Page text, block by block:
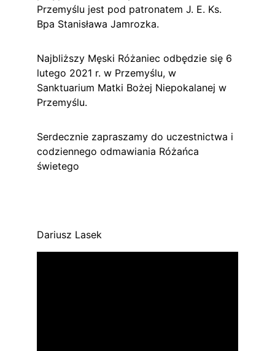
Przemyślu jest pod patronatem J. E. Ks.
Bpa Stanisława Jamrozka.
Najbliższy Męski Różaniec odbędzie się 6
lutego 2021 r. w Przemyślu, w
Sanktuarium Matki Bożej Niepokalanej w
Przemyślu.
Serdecznie zapraszamy do uczestnictwa i
codziennego odmawiania Różańca
świetego
Dariusz Lasek